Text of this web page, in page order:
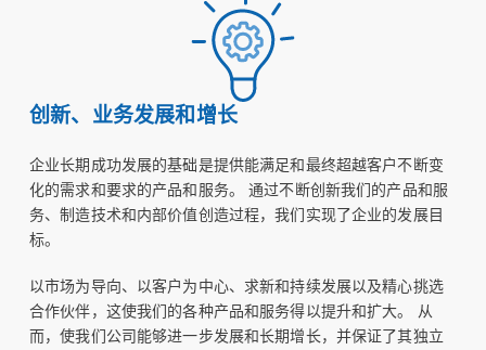
创新、业务发展和增长
企业长期成功发展的基础是提供能满足和最终超越客户不断变
化的需求和要求的产品和服务。 通过不断创新我们的产品和服
务、制造技术和内部价值创造过程，我们实现了企业的发展目
标。
以市场为导向、以客户为中心、求新和持续发展以及精心挑选
合作伙伴，这使我们的各种产品和服务得以提升和扩大。 从
而，使我们公司能够进一步发展和长期增长，并保证了其独立